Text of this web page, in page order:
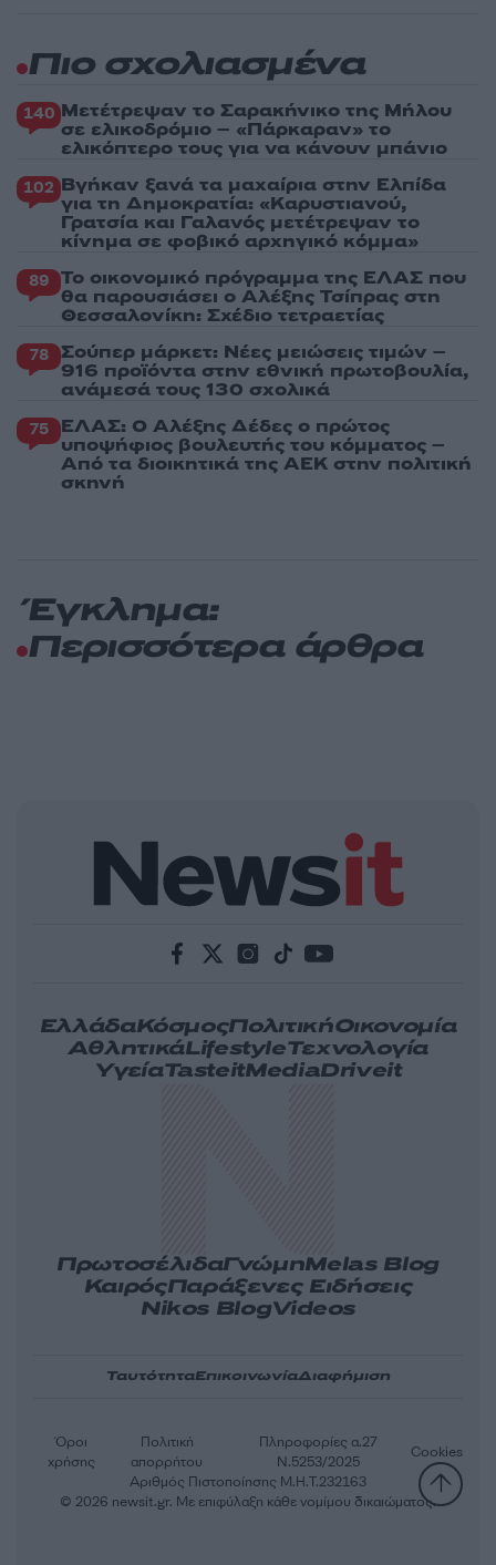
Πιο σχολιασμένα
140 Μετέτρεψαν το Σαρακήνικο της Μήλου
σε ελικοδρόμιο – «Πάρκαραν» το
ελικόπτερο τους για να κάνουν μπάνιο
102 Βγήκαν ξανά τα μαχαίρια στην Ελπίδα
για τη Δημοκρατία: «Καρυστιανού,
Γρατσία και Γαλανός μετέτρεψαν το
κίνημα σε φοβικό αρχηγικό κόμμα»
89 Το οικονομικό πρόγραμμα της ΕΛΑΣ που
θα παρουσιάσει ο Αλέξης Τσίπρας στη
Θεσσαλονίκη: Σχέδιο τετραετίας
78 Σούπερ μάρκετ: Νέες μειώσεις τιμών –
916 προϊόντα στην εθνική πρωτοβουλία,
ανάμεσά τους 130 σχολικά
75 ΕΛΑΣ: Ο Αλέξης Δέδες ο πρώτος
υποψήφιος βουλευτής του κόμματος –
Από τα διοικητικά της ΑΕΚ στην πολιτική
σκηνή
Έγκλημα:
Περισσότερα άρθρα
ΕλλάδαΚόσμοςΠολιτικήΟικονομία
ΑθλητικάLifestyleΤεχνολογία
ΥγείαTasteitMediaDriveit
ΠρωτοσέλιδαΓνώμηMelas Blog
ΚαιρόςΠαράξενες Ειδήσεις
Nikos BlogVideos
ΤαυτότηταΕπικοινωνίαΔιαφήμιση
Αριθμός Πιστοποίησης Μ.Η.Τ.232163
Όροι
χρήσης
Πολιτική
απορρήτου
Πληροφορίες α.27
Ν.5253/2025
Cookies
© 2026 newsit.gr. Με επιφύλαξη κάθε νομίμου δικαιώματος.